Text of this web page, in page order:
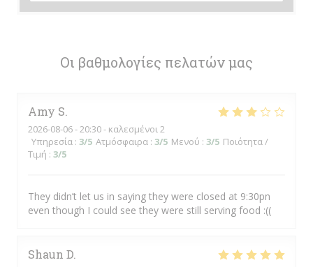
Οι βαθμολογίες πελατών μας
Amy S
2026-08-06- 20:30 - καλεσμένοι 2
Υπηρεσία : 3/5 Ατμόσφαιρα : 3/5 Μενού : 3/5 Ποιότητα /
Τιμή : 3/5
They didn’t let us in saying they were closed at 9:30pn
even though I could see they were still serving food :((
Shaun D